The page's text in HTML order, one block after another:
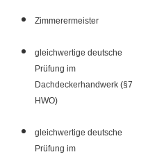
Zimmerermeister
gleichwertige deutsche
Prüfung im
Dachdeckerhandwerk (§7
HWO)
gleichwertige deutsche
Prüfung im